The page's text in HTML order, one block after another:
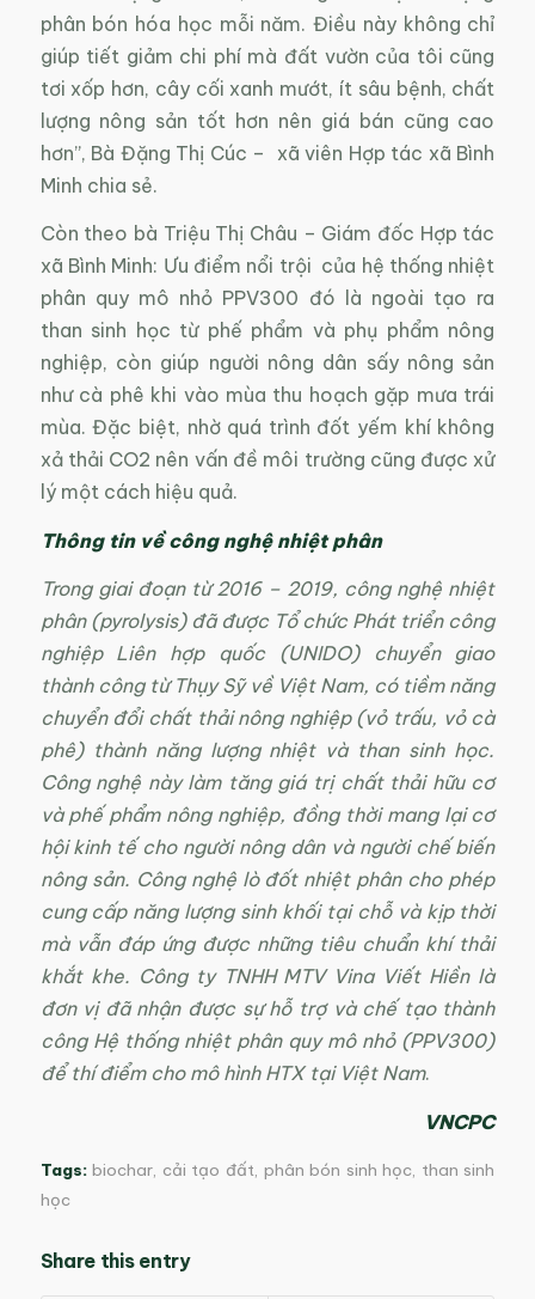
phân bón hóa học mỗi năm. Điều này không chỉ
giúp tiết giảm chi phí mà đất vườn của tôi cũng
tơi xốp hơn, cây cối xanh mướt, ít sâu bệnh, chất
lượng nông sản tốt hơn nên giá bán cũng cao
hơn”, Bà Đặng Thị Cúc – xã viên Hợp tác xã Bình
Minh chia sẻ.
Còn theo bà Triệu Thị Châu – Giám đốc Hợp tác
xã Bình Minh: Ưu điểm nổi trội của hệ thống nhiệt
phân quy mô nhỏ PPV300 đó là ngoài tạo ra
than sinh học từ phế phẩm và phụ phẩm nông
nghiệp, còn giúp người nông dân sấy nông sản
như cà phê khi vào mùa thu hoạch gặp mưa trái
mùa. Đặc biệt, nhờ quá trình đốt yếm khí không
xả thải CO2 nên vấn đề môi trường cũng được xử
lý một cách hiệu quả.
Thông tin về công nghệ nhiệt phân
Trong giai đoạn từ 2016 – 2019, công nghệ nhiệt
phân (pyrolysis) đã được Tổ chức Phát triển công
nghiệp Liên hợp quốc (UNIDO) chuyển giao
thành công từ Thụy Sỹ về Việt Nam, có tiềm năng
chuyển đổi chất thải nông nghiệp (vỏ trấu, vỏ cà
phê) thành năng lượng nhiệt và than sinh học.
Công nghệ này làm tăng giá trị chất thải hữu cơ
và phế phẩm nông nghiệp, đồng thời mang lại cơ
hội kinh tế cho người nông dân và người chế biến
nông sản. Công nghệ lò đốt nhiệt phân cho phép
cung cấp năng lượng sinh khối tại chỗ và kịp thời
mà vẫn đáp ứng được những tiêu chuẩn khí thải
khắt khe. Công ty TNHH MTV Vina Viết Hiền là
đơn vị đã nhận được sự hỗ trợ và chế tạo thành
công Hệ thống nhiệt phân quy mô nhỏ (PPV300)
để thí điểm cho mô hình HTX tại Việt Nam.
VNCPC
Tags: biochar, cải tạo đất, phân bón sinh học, than sinh
học
Share this entry